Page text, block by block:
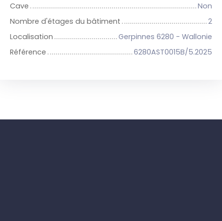
Cave
Non
Nombre d'étages du bâtiment
2
Localisation
Gerpinnes 6280 - Wallonie
Référence
6280AST0015B/5.2025